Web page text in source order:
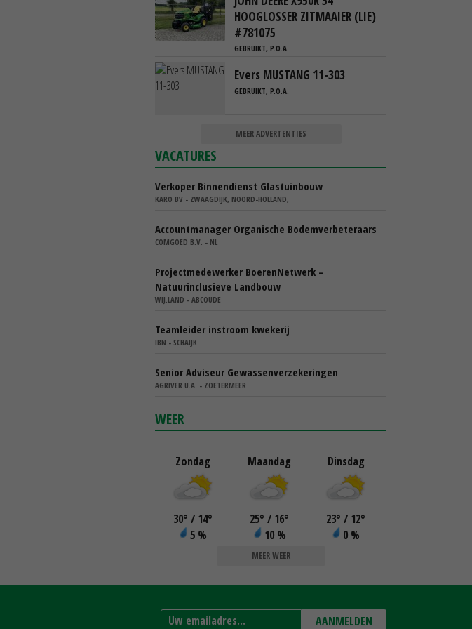
HOOGLOSSER ZITMAAIER (LIE)
#781075
GEBRUIKT, P.O.A.
Evers MUSTANG 11-303
GEBRUIKT, P.O.A.
MEER ADVERTENTIES
VACATURES
Verkoper Binnendienst Glastuinbouw
KARO BV - ZWAAGDIJK, NOORD-HOLLAND,
Accountmanager Organische Bodemverbeteraars
COMGOED B.V. - NL
Projectmedewerker BoerenNetwerk –
Natuurinclusieve Landbouw
WIJ.LAND - ABCOUDE
Teamleider instroom kwekerij
IBN - SCHAIJK
Senior Adviseur Gewassenverzekeringen
AGRIVER U.A. - ZOETERMEER
WEER
Zondag
30° / 14°
5 %
Maandag
25° / 16°
10 %
Dinsdag
23° / 12°
0 %
MEER WEER
AANMELDEN